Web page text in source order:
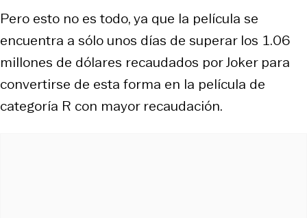
Pero esto no es todo, ya que la película se
encuentra a sólo unos días de superar los 1.06
millones de dólares recaudados por Joker para
convertirse de esta forma en la película de
categoría R con mayor recaudación.